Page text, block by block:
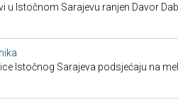
u Istočnom Sarajevu ranjen Davor
Istočnog Sarajeva podsjećaju na